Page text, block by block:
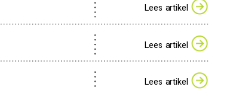
Lees artikel
Lees artikel
Lees artikel